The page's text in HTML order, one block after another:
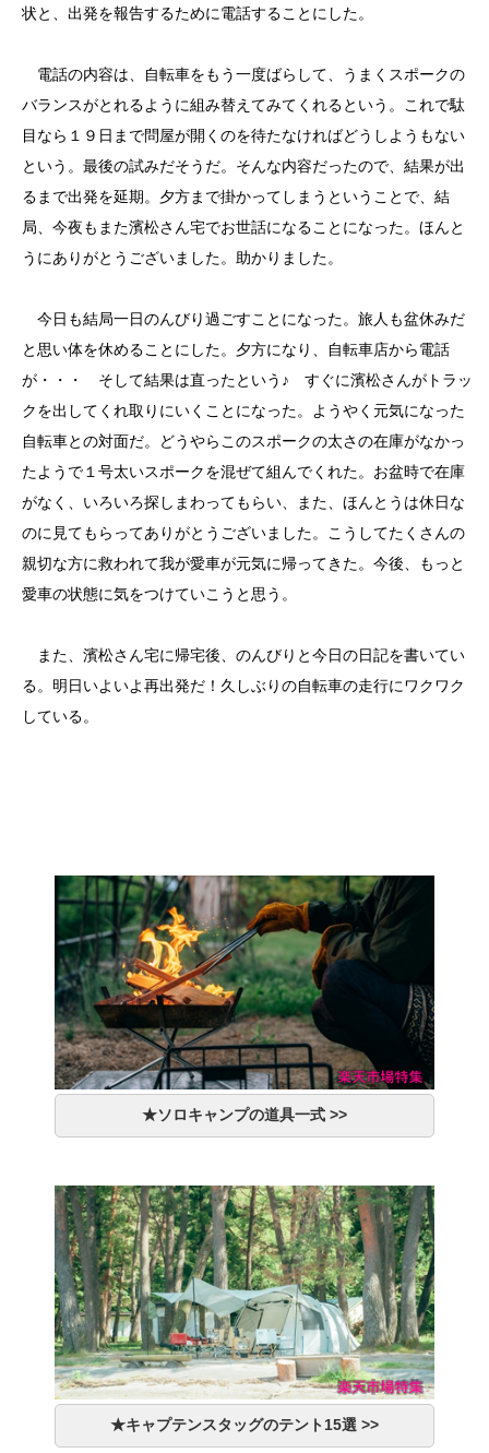
状と、出発を報告するために電話することにした。
電話の内容は、自転車をもう一度ばらして、うまくスポークの
バランスがとれるように組み替えてみてくれるという。これで駄
目なら１９日まで問屋が開くのを待たなければどうしようもない
という。最後の試みだそうだ。そんな内容だったので、結果が出
るまで出発を延期。夕方まで掛かってしまうということで、結
局、今夜もまた濱松さん宅でお世話になることになった。ほんと
うにありがとうございました。助かりました。
今日も結局一日のんびり過ごすことになった。旅人も盆休みだ
と思い体を休めることにした。夕方になり、自転車店から電話
が・・・ そして結果は直ったという♪ すぐに濱松さんがトラッ
クを出してくれ取りにいくことになった。ようやく元気になった
自転車との対面だ。どうやらこのスポークの太さの在庫がなかっ
たようで１号太いスポークを混ぜて組んでくれた。お盆時で在庫
がなく、いろいろ探しまわってもらい、また、ほんとうは休日な
のに見てもらってありがとうございました。こうしてたくさんの
親切な方に救われて我が愛車が元気に帰ってきた。今後、もっと
愛車の状態に気をつけていこうと思う。
また、濱松さん宅に帰宅後、のんびりと今日の日記を書いてい
る。明日いよいよ再出発だ！久しぶりの自転車の走行にワクワク
している。
★ソロキャンプの道具一式 >>
★キャプテンスタッグのテント15選 >>